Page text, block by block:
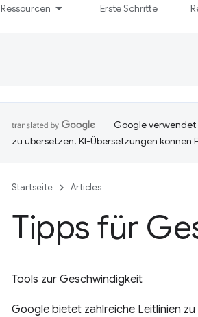
Ressourcen Erste Schritte
Google verwendet
zu übersetzen. KI-Übersetzungen können
Startseite Articles
Tipps für
Tools zur Geschwindigkeit
Google bietet zahlreiche Leitlinien